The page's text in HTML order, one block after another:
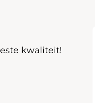
kwaliteit!